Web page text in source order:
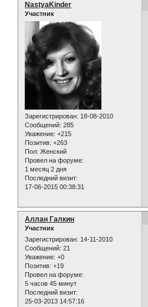
NastyaKinder
Участник
Зарегистрирован: 18-08-2010
Сообщений: 285
Уважение: +215
Позитив: +263
Пол: Женский
Провел на форуме:
1 месяц 2 дня
Последний визит:
17-06-2015 00:38:31
Аллан Галкин
Участник
Зарегистрирован: 14-11-2010
Сообщений: 21
Уважение: +0
Позитив: +19
Провел на форуме:
5 часов 45 минут
Последний визит:
25-03-2013 14:57:16